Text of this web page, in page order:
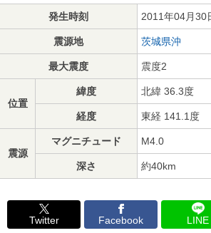
発生時刻 2011年04月30
震源地 茨城県沖
最大震度 震度2
位置
緯度 北緯 36.3度
経度 東経 141.1度
震源
マグニチュード M4.0
深さ 約40km
Twitter Facebook LINE